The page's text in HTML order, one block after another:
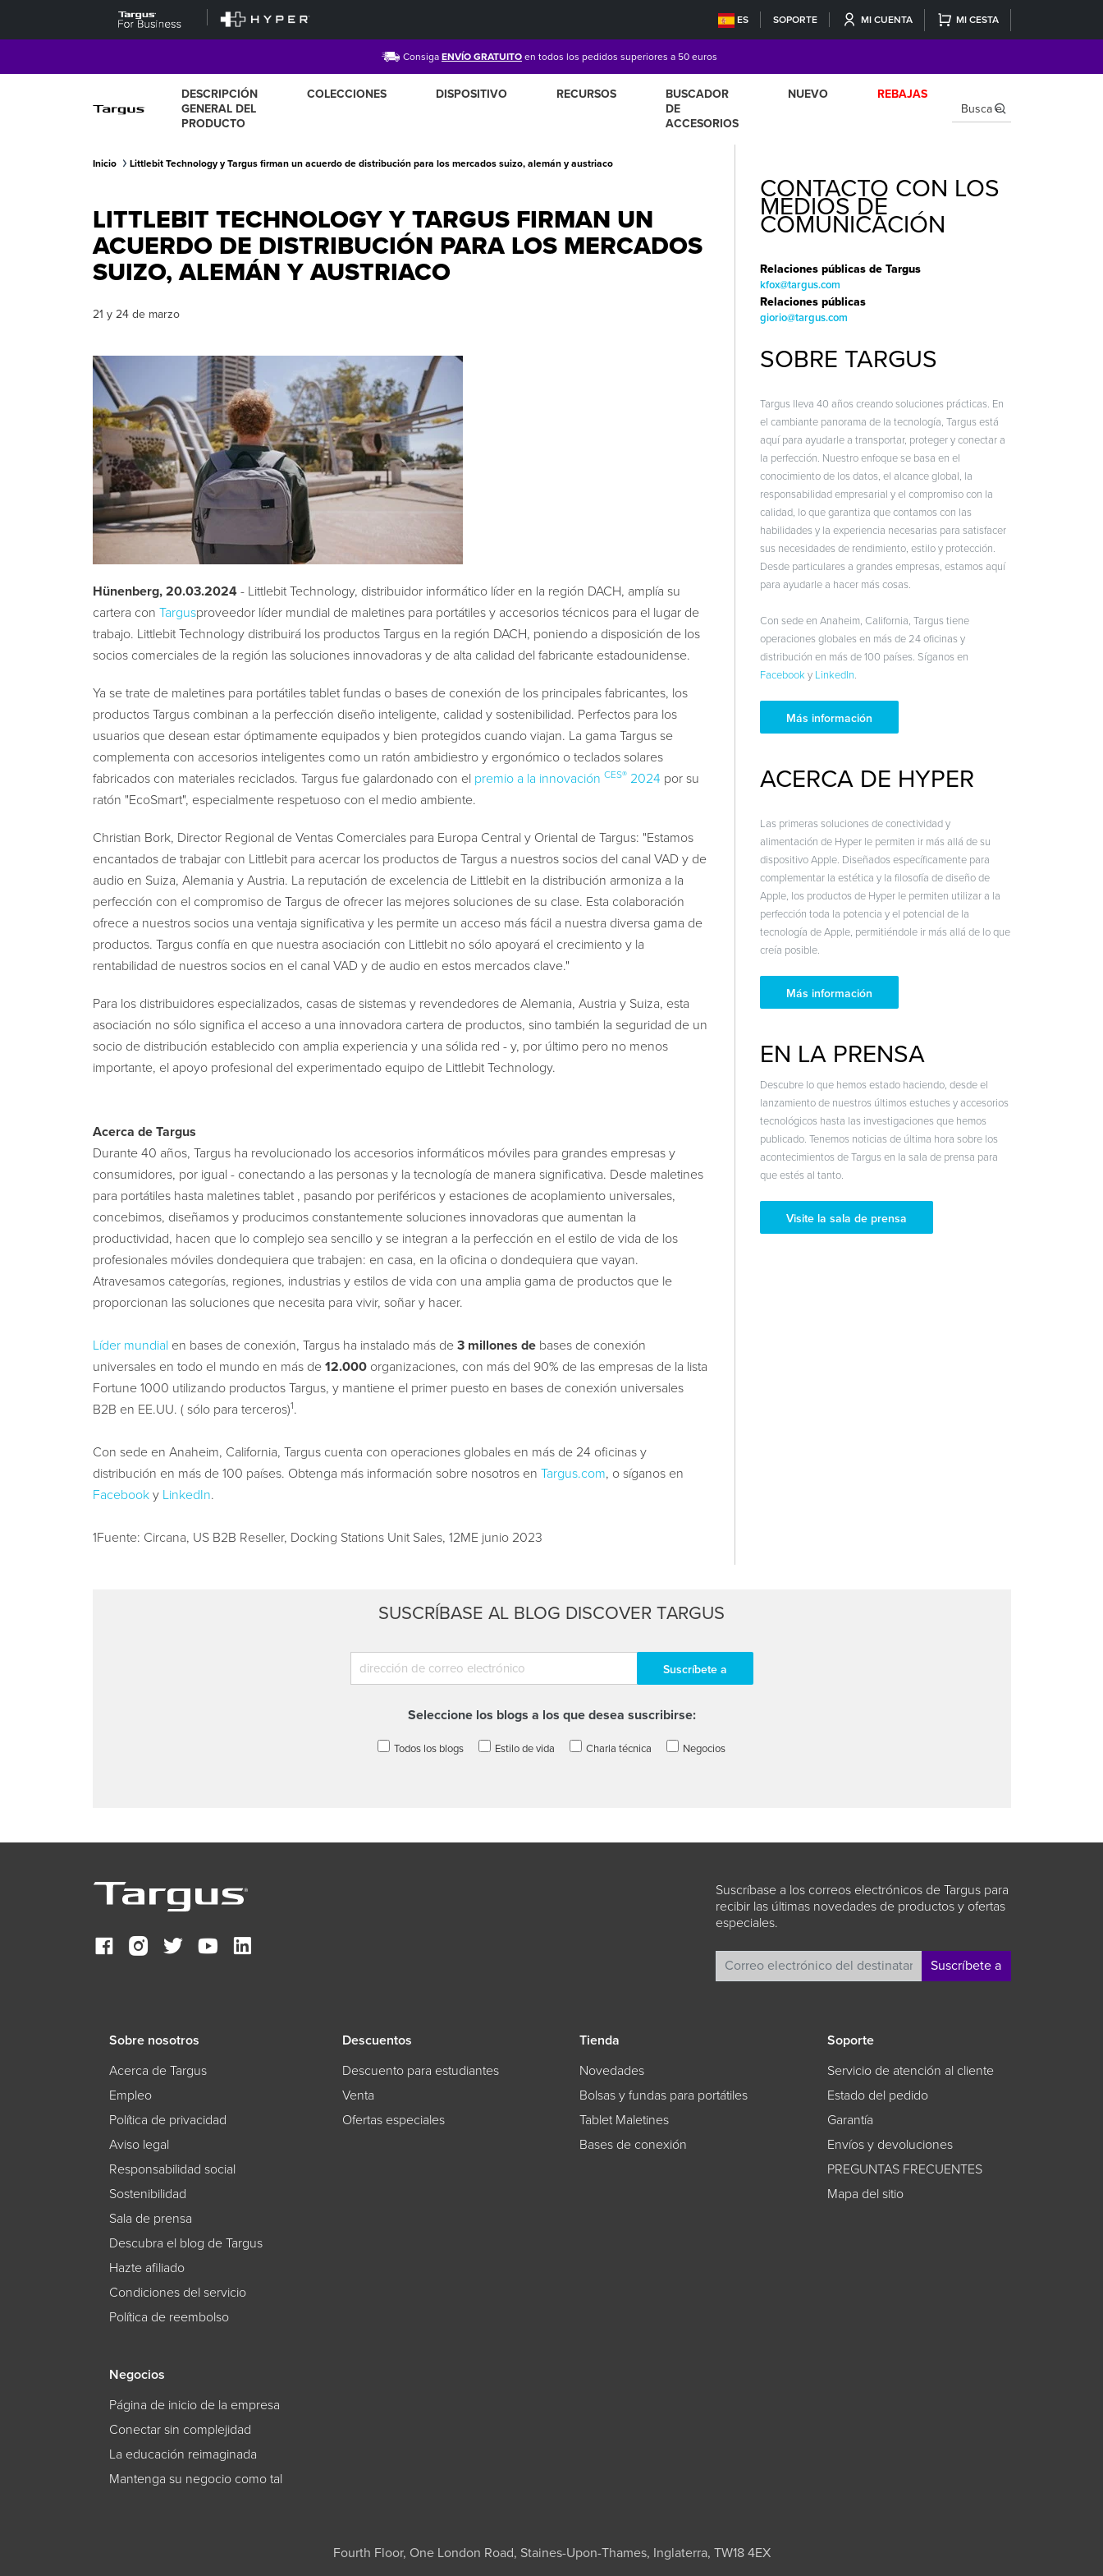
ES SOPORTE MI CUENTA MI CESTA
Consiga ENVÍO GRATUITO en todos los pedidos superiores a 50 euros
DESCRIPCIÓN
GENERAL DEL
PRODUCTO
COLECCIONES DISPOSITIVO RECURSOS
BUSCADOR
DE
ACCESORIOS
NUEVO REBAJAS
Inicio Littlebit Technology y Targus firman un acuerdo de distribución para los mercados suizo, alemán y austriaco
LITTLEBIT TECHNOLOGY Y TARGUS FIRMAN UN
ACUERDO DE DISTRIBUCIÓN PARA LOS MERCADOS
SUIZO, ALEMÁN Y AUSTRIACO
21 y 24 de marzo
Hünenberg, 20.03.2024 - Littlebit Technology, distribuidor informático líder en la región DACH, amplía su
cartera con Targusproveedor líder mundial de maletines para portátiles y accesorios técnicos para el lugar de
trabajo. Littlebit Technology distribuirá los productos Targus en la región DACH, poniendo a disposición de los
socios comerciales de la región las soluciones innovadoras y de alta calidad del fabricante estadounidense.
Ya se trate de maletines para portátiles tablet fundas o bases de conexión de los principales fabricantes, los
productos Targus combinan a la perfección diseño inteligente, calidad y sostenibilidad. Perfectos para los
usuarios que desean estar óptimamente equipados y bien protegidos cuando viajan. La gama Targus se
complementa con accesorios inteligentes como un ratón ambidiestro y ergonómico o teclados solares
fabricados con materiales reciclados. Targus fue galardonado con el premio a la innovación CES®2024 por su
ratón "EcoSmart", especialmente respetuoso con el medio ambiente.
Christian Bork, Director Regional de Ventas Comerciales para Europa Central y Oriental de Targus: "Estamos
encantados de trabajar con Littlebit para acercar los productos de Targus a nuestros socios del canal VAD y de
audio en Suiza, Alemania y Austria. La reputación de excelencia de Littlebit en la distribución armoniza a la
perfección con el compromiso de Targus de ofrecer las mejores soluciones de su clase. Esta colaboración
ofrece a nuestros socios una ventaja significativa y les permite un acceso más fácil a nuestra diversa gama de
productos. Targus confía en que nuestra asociación con Littlebit no sólo apoyará el crecimiento y la
rentabilidad de nuestros socios en el canal VAD y de audio en estos mercados clave."
Para los distribuidores especializados, casas de sistemas y revendedores de Alemania, Austria y Suiza, esta
asociación no sólo significa el acceso a una innovadora cartera de productos, sino también la seguridad de un
socio de distribución establecido con amplia experiencia y una sólida red - y, por último pero no menos
importante, el apoyo profesional del experimentado equipo de Littlebit Technology.
Acerca de Targus
Durante 40 años, Targus ha revolucionado los accesorios informáticos móviles para grandes empresas y
consumidores, por igual - conectando a las personas y la tecnología de manera significativa. Desde maletines
para portátiles hasta maletines tablet , pasando por periféricos y estaciones de acoplamiento universales,
concebimos, diseñamos y producimos constantemente soluciones innovadoras que aumentan la
productividad, hacen que lo complejo sea sencillo y se integran a la perfección en el estilo de vida de los
profesionales móviles dondequiera que trabajen: en casa, en la oficina o dondequiera que vayan.
Atravesamos categorías, regiones, industrias y estilos de vida con una amplia gama de productos que le
proporcionan las soluciones que necesita para vivir, soñar y hacer.
Líder mundialen bases deconexión, Targus ha instalado más de 3 millones debasesde conexión
universales en todo el mundo en más de 12.000organizaciones, con más del 90% de las empresas de la lista
Fortune 1000 utilizando productos Targus, y mantiene el primer puesto en bases de conexión universales
B2B en EE.UU. (sólo para terceros)1.
Con sede en Anaheim, California, Targus cuenta con operaciones globales en más de 24 oficinas y
distribución en más de 100 países. Obtenga más información sobre nosotros en Targus.com, o síganos en
Facebooky LinkedIn.
1Fuente: Circana, US B2B Reseller, Docking Stations Unit Sales, 12ME junio 2023
CONTACTO CON LOS
MEDIOS DE
COMUNICACIÓN
Relaciones públicas de Targus
kfox@targus.com
Relaciones públicas
giorio@targus.com
SOBRE TARGUS
Targus lleva 40 años creando soluciones prácticas. En
el cambiante panorama de la tecnología, Targus está
aquí para ayudarle a transportar, proteger y conectar a
la perfección. Nuestro enfoque se basa en el
conocimiento de los datos, el alcance global, la
responsabilidad empresarial y el compromiso con la
calidad, lo que garantiza que contamos con las
habilidades y la experiencia necesarias para satisfacer
sus necesidades de rendimiento, estilo y protección.
Desde particulares a grandes empresas, estamos aquí
para ayudarle a hacer más cosas.
Con sede en Anaheim, California, Targus tiene
operaciones globales en más de 24 oficinas y
distribución en más de 100 países. Síganos en
Facebook y LinkedIn.
Más información
ACERCA DE HYPER
Las primeras soluciones de conectividad y
alimentación de Hyper le permiten ir más allá de su
dispositivo Apple. Diseñados específicamente para
complementar la estética y la filosofía de diseño de
Apple, los productos de Hyper le permiten utilizar a la
perfección toda la potencia y el potencial de la
tecnología de Apple, permitiéndole ir más allá de lo que
creía posible.
Más información
EN LA PRENSA
Descubre lo que hemos estado haciendo, desde el
lanzamiento de nuestros últimos estuches y accesorios
tecnológicos hasta las investigaciones que hemos
publicado. Tenemos noticias de última hora sobre los
acontecimientos de Targus en la sala de prensa para
que estés al tanto.
Visite la sala de prensa
SUSCRÍBASE AL BLOG DISCOVER TARGUS
Seleccione los blogs a los que desea suscribirse:
Todos los blogs Estilo de vida Charla técnica Negocios
Suscríbase a los correos electrónicos de Targus para
recibir las últimas novedades de productos y ofertas
especiales.
Suscríbete a
Sobre nosotros
Acerca de Targus
Empleo
Política de privacidad
Aviso legal
Responsabilidad social
Sostenibilidad
Sala de prensa
Descubra el blog de Targus
Hazte afiliado
Condiciones del servicio
Política de reembolso
Descuentos
Descuento para estudiantes
Venta
Ofertas especiales
Tienda
Novedades
Bolsas y fundas para portátiles
Tablet Maletines
Bases de conexión
Soporte
Servicio de atención al cliente
Estado del pedido
Garantía
Envíos y devoluciones
PREGUNTAS FRECUENTES
Mapa del sitio
Negocios
Página de inicio de la empresa
Conectar sin complejidad
La educación reimaginada
Mantenga su negocio como tal
Fourth Floor, One London Road, Staines-Upon-Thames, Inglaterra, TW18 4EX